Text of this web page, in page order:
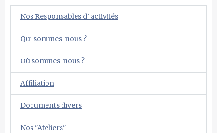
Nos Responsables d' activités
Qui sommes-nous ?
Où sommes-nous ?
Affiliation
Documents divers
Nos "Ateliers"